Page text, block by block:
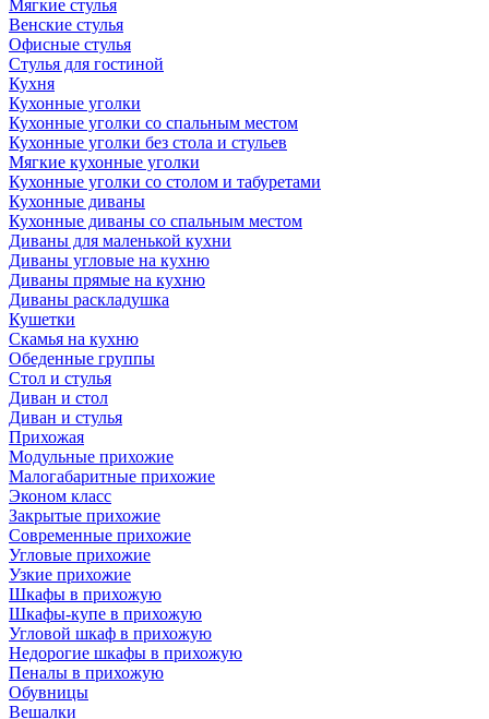
Мягкие стулья
Венские стулья
Офисные стулья
Стулья для гостиной
Кухня
Кухонные уголки
Кухонные уголки со спальным местом
Кухонные уголки без стола и стульев
Мягкие кухонные уголки
Кухонные уголки со столом и табуретами
Кухонные диваны
Кухонные диваны со спальным местом
Диваны для маленькой кухни
Диваны угловые на кухню
Диваны прямые на кухню
Диваны раскладушка
Кушетки
Скамья на кухню
Обеденные группы
Стол и стулья
Диван и стол
Диван и стулья
Прихожая
Модульные прихожие
Малогабаритные прихожие
Эконом класс
Закрытые прихожие
Современные прихожие
Угловые прихожие
Узкие прихожие
Шкафы в прихожую
Шкафы-купе в прихожую
Угловой шкаф в прихожую
Недорогие шкафы в прихожую
Пеналы в прихожую
Обувницы
Вешалки